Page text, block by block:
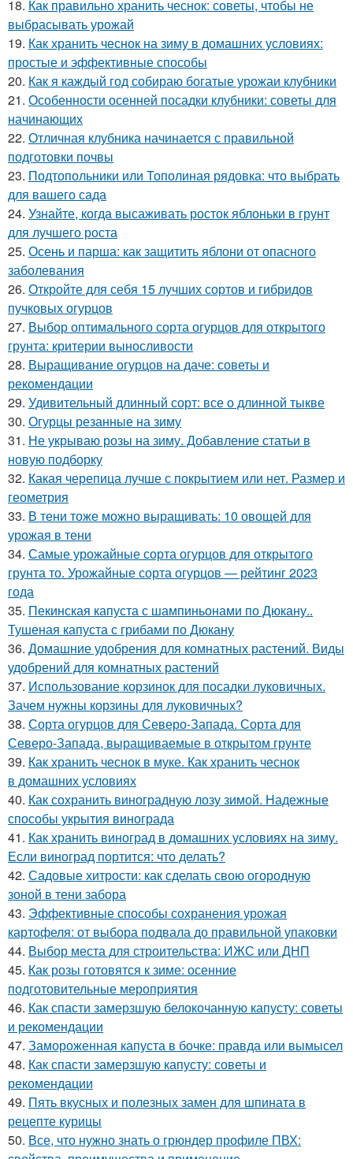
18. Как правильно хранить чеснок: советы, чтобы не
выбрасывать урожай
19. Как хранить чеснок на зиму в домашних условиях:
простые и эффективные способы
20. Как я каждый год собираю богатые урожаи клубники
21. Особенности осенней посадки клубники: советы для
начинающих
22. Отличная клубника начинается с правильной
подготовки почвы
23. Подтопольники или Тополиная рядовка: что выбрать
для вашего сада
24. Узнайте, когда высаживать росток яблоньки в грунт
для лучшего роста
25. Осень и парша: как защитить яблони от опасного
заболевания
26. Откройте для себя 15 лучших сортов и гибридов
пучковых огурцов
27. Выбор оптимального сорта огурцов для открытого
грунта: критерии выносливости
28. Выращивание огурцов на даче: советы и
рекомендации
29. Удивительный длинный сорт: все о длинной тыкве
30. Огурцы резанные на зиму
31. Не укрываю розы на зиму. Добавление статьи в
новую подборку
32. Какая черепица лучше с покрытием или нет. Размер и
геометрия
33. В тени тоже можно выращивать: 10 овощей для
урожая в тени
34. Самые урожайные сорта огурцов для открытого
грунта то. Урожайные сорта огурцов — рейтинг 2023
года
35. Пекинская капуста с шампиньонами по Дюкану..
Тушеная капуста с грибами по Дюкану
36. Домашние удобрения для комнатных растений. Виды
удобрений для комнатных растений
37. Использование корзинок для посадки луковичных.
Зачем нужны корзины для луковичных?
38. Сорта огурцов для Северо-Запада. Сорта для
Северо-Запада, выращиваемые в открытом грунте
39. Как хранить чеснок в муке. Как хранить чеснок
в домашних условиях
40. Как сохранить виноградную лозу зимой. Надежные
способы укрытия винограда
41. Как хранить виноград в домашних условиях на зиму.
Если виноград портится: что делать?
42. Садовые хитрости: как сделать свою огородную
зоной в тени забора
43. Эффективные способы сохранения урожая
картофеля: от выбора подвала до правильной упаковки
44. Выбор места для строительства: ИЖС или ДНП
45. Как розы готовятся к зиме: осенние
подготовительные мероприятия
46. Как спасти замерзшую белокочанную капусту: советы
и рекомендации
47. Замороженная капуста в бочке: правда или вымысел
48. Как спасти замерзшую капусту: советы и
рекомендации
49. Пять вкусных и полезных замен для шпината в
рецепте курицы
50. Все, что нужно знать о грюндер профиле ПВХ: